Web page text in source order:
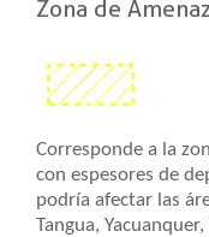
Zona de
Corresponde a la
con espesores de
podría afectar las
Tangua,